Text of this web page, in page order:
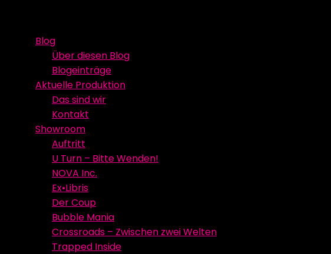
contentBlog
Über diesen Blog
Blogeinträge
Aktuelle Produktion
Das sind wir
Kontakt
Showroom
Auftritt
U Turn – Bitte Wenden!
NOVA Inc.
Ex•Libris
Der Coup
Bubble Mania
Crossroads – Zwischen zwei Welten
Trapped Inside